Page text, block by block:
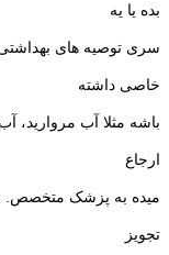
بده یا یه
سری توصیه های
خاصی داشته
باشه مثلا آب مروارید،
ارجاع
میده به پزشک متخصص.
تجویز